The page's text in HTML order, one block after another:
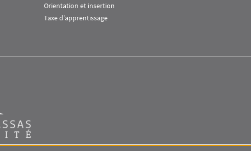
Orientation et insertion
Taxe d'apprentissage